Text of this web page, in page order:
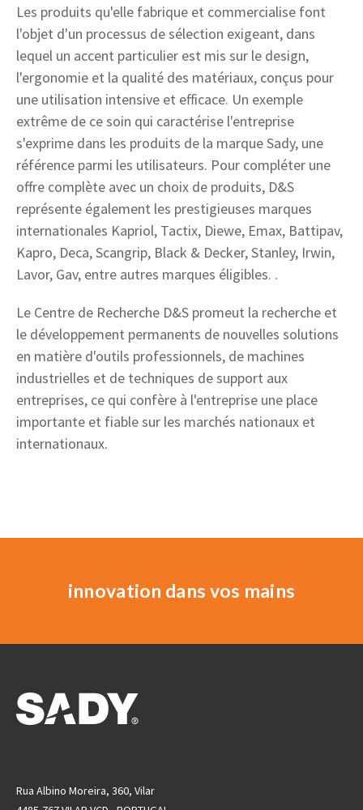
Les produits qu'elle fabrique et commercialise font
l'objet d'un processus de sélection exigeant, dans
lequel un accent particulier est mis sur le design,
l'ergonomie et la qualité des matériaux, conçus pour
une utilisation intensive et efficace. Un exemple
extrême de ce soin qui caractérise l'entreprise
s'exprime dans les produits de la marque Sady, une
référence parmi les utilisateurs. Pour compléter une
offre complète avec un choix de produits, D&S
représente également les prestigieuses marques
internationales Kapriol, Tactix, Diewe, Emax, Battipav,
Kapro, Deca, Scangrip, Black & Decker, Stanley, Irwin,
Lavor, Gav, entre autres marques éligibles. .
Le Centre de Recherche D&S promeut la recherche et
le développement permanents de nouvelles solutions
en matière d'outils professionnels, de machines
industrielles et de techniques de support aux
entreprises, ce qui confère à l'entreprise une place
importante et fiable sur les marchés nationaux et
internationaux.
innovation dans vos mains
Rua Albino Moreira, 360, Vilar